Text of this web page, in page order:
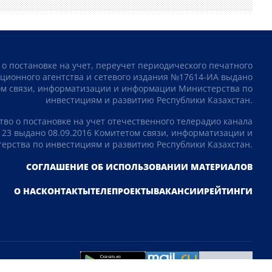
постановке на учет, переучет периодического печатного
агентства и сетевого издания №17614-ИА выдано
связи, информатизации и информации Министерства по
инвестициям и развитию Республики Казахстан.
о постановке на учет отечественного телерадио канала
выдано 08.09.2016 Комитетом связи, информатизации и
по инвестициям и развитию Республики Казахстан.
СОГЛАШЕНИЕ ОБ ИСПОЛЬЗОВАНИИ МАТЕРИАЛОВ
О НАСКОНТАКТЫТЕЛЕПРОЕКТЫВАКАНСИИРЕЙТИНГИ